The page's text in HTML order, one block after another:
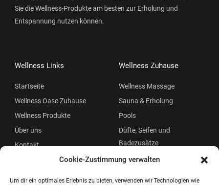
Cookie-Zustimmung verwalten
Um dir ein optimales Erlebnis zu bieten, verwenden wir Technologien wie
Sie die Wellness-Produkte am besten zur Erholung und
Entspannung nutzen können.
Wellness Links
Startseite
Wellness Oase Zuhause
Wellness Produkte
Über uns
Kontakt
Wellness Zuhause
Wellness Massage
Sauna & Erholung
Pools
Düfte, Seifen und
Badezusätze
Beauty